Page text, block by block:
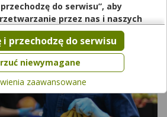
do serwisu”, aby
przez nas i naszych
w powyższych celach.
zgody jest dobrowolne, a wyrażoną
chwili cofnąć, możesz też wycofać
Twoich danych tylko w niektórych
się więcej lub chcesz
szczegółową, to możesz tego
zaawansowanych”.
niewymagane
przechodzę do serwisu
zaawansowane